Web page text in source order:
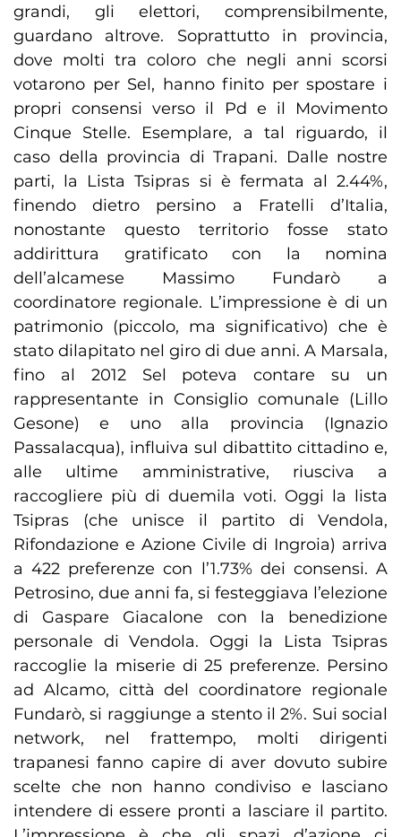
grandi, gli elettori, comprensibilmente,
guardano altrove. Soprattutto in provincia,
dove molti tra coloro che negli anni scorsi
votarono per Sel, hanno finito per spostare i
propri consensi verso il Pd e il Movimento
Cinque Stelle. Esemplare, a tal riguardo, il
caso della provincia di Trapani. Dalle nostre
parti, la Lista Tsipras si è fermata al 2.44%,
finendo dietro persino a Fratelli d’Italia,
nonostante questo territorio fosse stato
addirittura gratificato con la nomina
dell’alcamese Massimo Fundarò a
coordinatore regionale. L’impressione è di un
patrimonio (piccolo, ma significativo) che è
stato dilapitato nel giro di due anni. A Marsala,
fino al 2012 Sel poteva contare su un
rappresentante in Consiglio comunale (Lillo
Gesone) e uno alla provincia (Ignazio
Passalacqua), influiva sul dibattito cittadino e,
alle ultime amministrative, riusciva a
raccogliere più di duemila voti. Oggi la lista
Tsipras (che unisce il partito di Vendola,
Rifondazione e Azione Civile di Ingroia) arriva
a 422 preferenze con l’1.73% dei consensi. A
Petrosino, due anni fa, si festeggiava l’elezione
di Gaspare Giacalone con la benedizione
personale di Vendola. Oggi la Lista Tsipras
raccoglie la miserie di 25 preferenze. Persino
ad Alcamo, città del coordinatore regionale
Fundarò, si raggiunge a stento il 2%. Sui social
network, nel frattempo, molti dirigenti
trapanesi fanno capire di aver dovuto subire
scelte che non hanno condiviso e lasciano
intendere di essere pronti a lasciare il partito.